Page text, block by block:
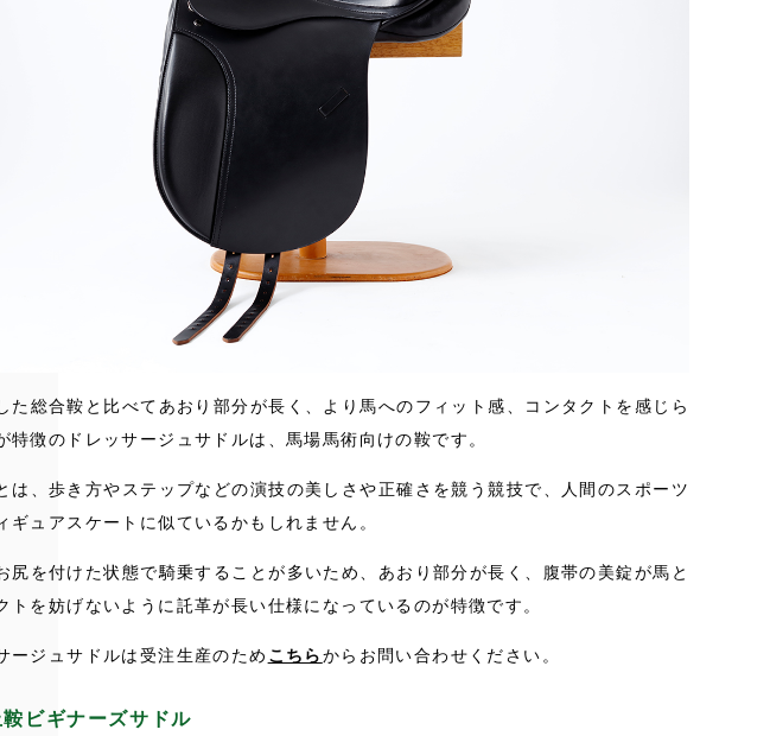
た総合鞍と比べてあおり部分が長く、より馬へのフィット感、コンタクトを感じら
特徴のドレッサージュサドルは、馬場馬術向けの鞍です。
は、歩き方やステップなどの演技の美しさや正確さを競う競技で、人間のスポーツ
ギュアスケートに似ているかもしれません。
尻を付けた状態で騎乗することが多いため、あおり部分が長く、腹帯の美錠が馬と
トを妨げないように託革が長い仕様になっているのが特徴です。
ージュサドルは受注生産のため こちらからお問い合わせください。
ビギナーズサドル